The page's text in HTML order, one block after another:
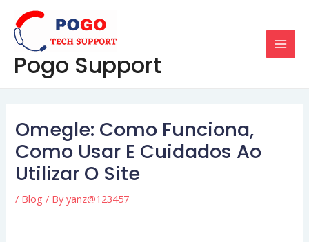
content
Pogo Support
Omegle: Como Funciona,
Como Usar E Cuidados Ao
Utilizar O Site
/ Blog / Byyanz@123457
navigation